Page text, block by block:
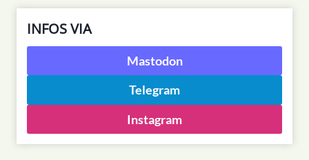
INFOS VIA
Mastodon
Telegram
Instagram